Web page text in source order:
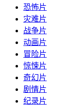
恐怖片
灾难片
战争片
动画片
冒险片
惊悚片
奇幻片
剧情片
纪录片